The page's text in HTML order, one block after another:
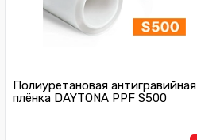
Полиуретановая антигравийная
плёнка DAYTONA PPF S500